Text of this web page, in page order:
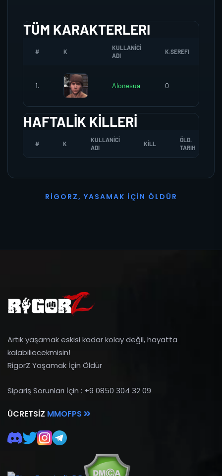
TÜM KARAKTERLERI
# K
KULLANICI
ADI
K.SEREFI
1. Alonesua 0
HAFTALIK KILLERI
# K
KULLANICI
ADI
KILL
ÖLD.
TARIH
R I G O R Z, YASAMAK İ ÇI N Ö L D Ü R
Artık yaşamak eskisi kadar kolay değil, hayatta
kalabiliecekmisin!
RigorZ Yaşamak İçin Öldür
Sipariş Sorunları İçin : +9 0850 304 32 09
ÜCRETSIZ MMOFPS